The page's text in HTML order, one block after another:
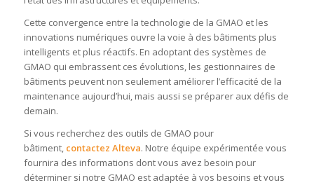
Cette convergence entre la technologie de la GMAO et les
innovations numériques ouvre la voie à des bâtiments plus
intelligents et plus réactifs. En adoptant des systèmes de
GMAO qui embrassent ces évolutions, les gestionnaires de
bâtiments peuvent non seulement améliorer l’efficacité de la
maintenance aujourd’hui, mais aussi se préparer aux défis de
demain.
Si vous recherchez des outils de GMAO pour
bâtiment, contactez Alteva. Notre équipe expérimentée vous
fournira des informations dont vous avez besoin pour
déterminer si notre GMAO est adaptée à vos besoins et vous